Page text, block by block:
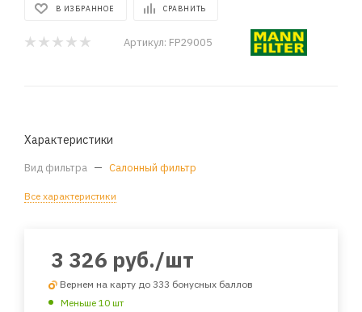
В ИЗБРАННОЕ СРАВНИТЬ
Артикул: FP29005
Характеристики
Вид фильтра — Салонный фильтр
Все характеристики
3 326 руб./шт
Вернем на карту до 333 бонусных баллов
Меньше 10 шт